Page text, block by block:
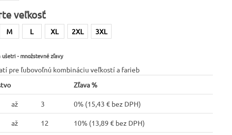
veľkosť
M L XL 2XL 3XL
ušetri - množstevné zľavy
pre ľubovoľnú kombináciu veľkostí a farieb
Zľava %
až 3 0% (15,43 € bez DPH)
až 12 10% (13,89 € bez DPH)